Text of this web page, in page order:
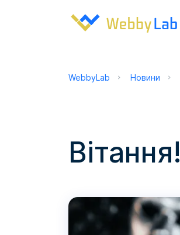
WebbyLab Новини
Вітання!